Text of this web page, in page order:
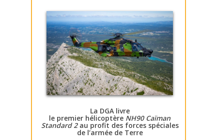
La DGA livre
le premier hélicoptère NH90 Caïman
Standard 2au profit des forces spéciales
de l’armée de Terre